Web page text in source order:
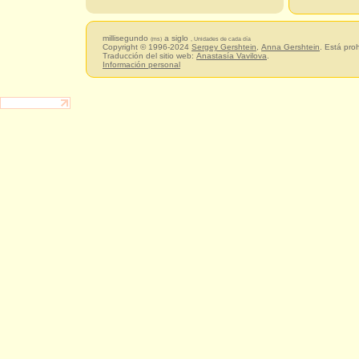
millisegundo (ms) a siglo , Unidades de cada día
Copyright © 1996-2024 Sergey Gershtein Anna Gershtein . Está
Traducción del sitio web: Anastasía Vavilova
Información personal